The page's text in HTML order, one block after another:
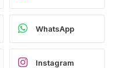
WhatsApp
Instagram